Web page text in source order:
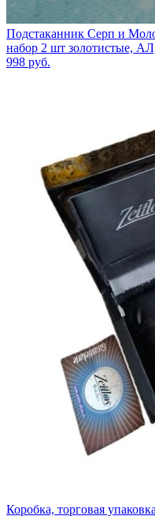
Подстаканник Серп и
набор 2 шт золотистые,
998 руб.
Коробка, торговая